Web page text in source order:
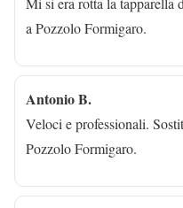
a Pozzolo Formigaro.
Antonio B.
Veloci e professionali.
Pozzolo Formigaro.